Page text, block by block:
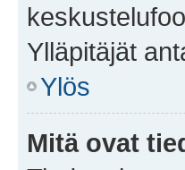
Ylläpitäjät
Ylös
Mitä ovat